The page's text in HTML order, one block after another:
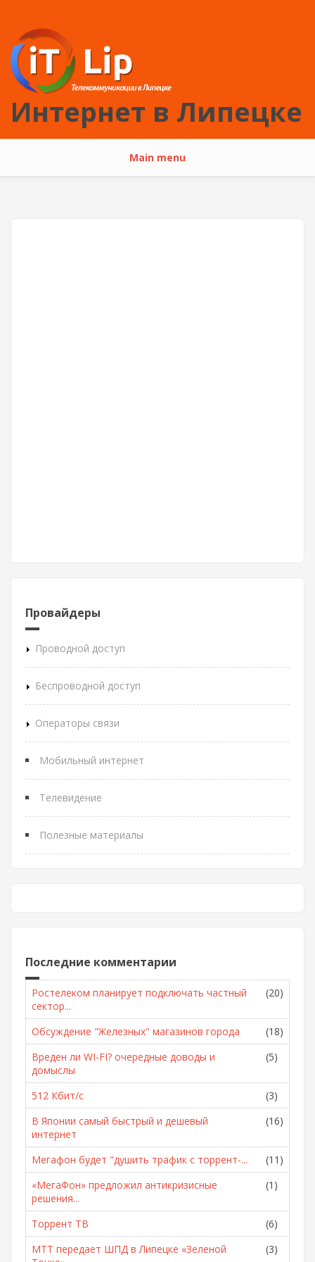
Интернет в Липецке
Main menu
Провайдеры
Проводной доступ
Беспроводной доступ
Операторы связи
Мобильный интернет
Телевидение
Полезные материалы
Последние комментарии
Ростелеком планирует подключать частный
сектор...
(20)
Обсуждение "Железных" магазинов города
(18)
Вреден ли WI-FI? очередные доводы и
домыслы
(5)
512 Кбит/с
(3)
В Японии самый быстрый и дешевый
интернет
(16)
Мегафон будет "душить трафик с торрент-...
(11)
«МегаФон» предложил антикризисные
решения...
(1)
Торрент ТВ
(6)
МТТ передает ШПД в Липецке «Зеленой
(3)